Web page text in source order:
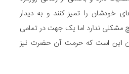
خودشان را تمیز کنند و به دیدار
مشکلی ندارد اما یک جهت در تمامی
این است که حرمت آن حضرت نیز